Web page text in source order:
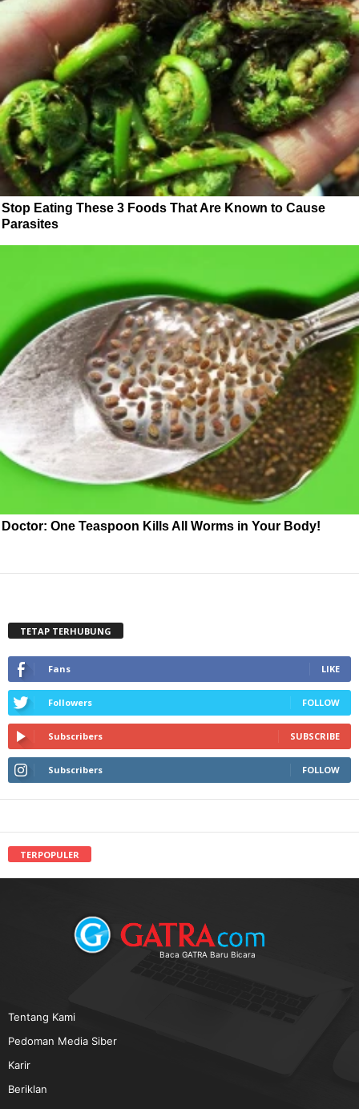
Stop Eating These 3 Foods That Are Known to Cause
Parasites
Doctor: One Teaspoon Kills All Worms in Your Body!
TETAP TERHUBUNG
Fans LIKE
Followers FOLLOW
Subscribers SUBSCRIBE
Subscribers FOLLOW